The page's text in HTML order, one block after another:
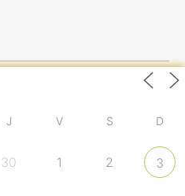
J V S D
30 1 2 3